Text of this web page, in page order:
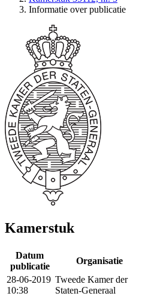
Informatie over publicatie
Kamerstuk
Datum
publicatie
Organisatie
28-06-2019
10:38
Tweede Kamer der
Staten-Generaal